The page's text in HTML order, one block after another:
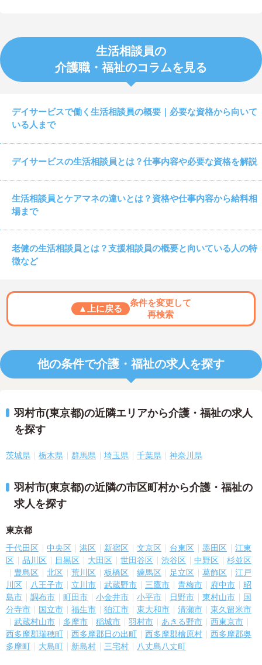
生活相談員の
介護職・福祉のコラムを見る
デイサービスで働く生活相談員の概要｜必要な資格から向いて
いる人まで
デイサービスの生活相談員とは？仕事内容や必要な資格を解説
生活相談員とケアマネの違いとは？資格や仕事内容から給料相
場まで
老健の生活相談員とは？支援相談員の概要と向いている人の特
徴など
▲上に戻る
条件を変更して
再検索
他の条件で介護・福祉の求人を探す
羽村市(東京都)の近隣エリアから介護・福祉の求人
を探す
茨城県 栃木県 群馬県 埼玉県 千葉県 神奈川県
羽村市(東京都)の近隣の市区町村から介護・福祉の
求人を探す
東京都
千代田区 中央区 港区 新宿区 文京区 台東区 墨田区
江東
区
品川区 目黒区 大田区 世田谷区 渋谷区 中野区
杉並区
豊島区
北区 荒川区 板橋区 練馬区 足立区 葛飾区
江戸
川区
八王子市 立川市 武蔵野市 三鷹市 青梅市 府中市
昭
島市
調布市 町田市 小金井市 小平市 日野市 東村山市
国
分寺市
国立市 福生市 狛江市 東大和市 清瀬市
東久留米市
武蔵村山市
多摩市 稲城市 羽村市 あきる野市
西東京市
西多摩郡瑞穂町
西多摩郡日の出町 西多摩郡檜原村
西多摩郡奥
多摩町
大島町 新島村 三宅村 八丈島八丈町